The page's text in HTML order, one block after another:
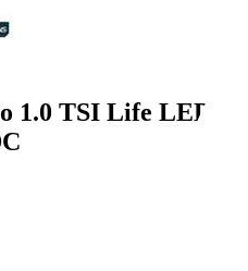
1.0 TSI Life LED